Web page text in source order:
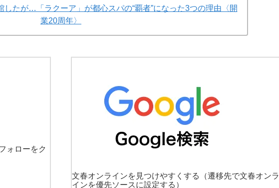
したが…「ラクーア」が都心スパの“覇者”になった3つの理由〈開
業20周年〉
ォローをク
文春オンラインを見つけやすくする
（遷移先で文春オンラ
インを優先ソースに設定する）